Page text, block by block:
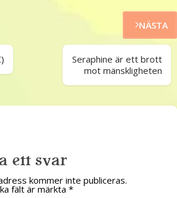
NÄSTA
Seraphine är ett brott
mot mänskligheten
ett svar
kommer inte publiceras.
fält är märkta *